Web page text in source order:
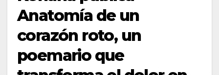
Anatomía de un
corazón roto, un
poemario que